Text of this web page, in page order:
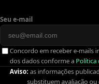
Seu e-mail
Concordo em receber e-
dos dados conforme a Política
Aviso: as informações
substituem avaliação